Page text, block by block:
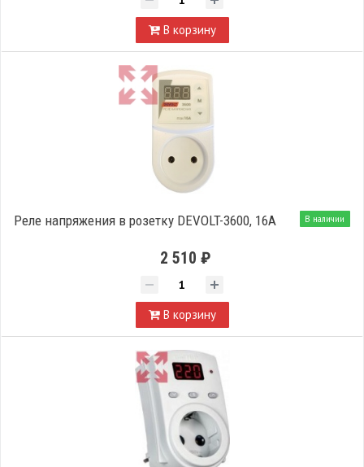
В корзину
В наличии
Реле напряжения в розетку DEVOLT-3600, 16A
2 510 ₽
В корзину